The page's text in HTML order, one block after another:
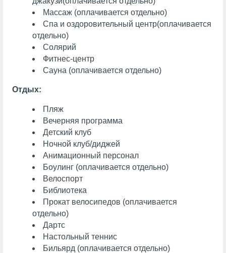
Массаж (оплачивается отдельно)
Спа и оздоровительный центр(оплачивается
отдельно)
Солярий
Фитнес-центр
Сауна (оплачивается отдельно)
Отдых:
Пляж
Вечерняя программа
Детский клуб
Ночной клуб/диджей
Анимационный персонал
Боулинг (оплачивается отдельно)
Велоспорт
Библиотека
Прокат велосипедов (оплачивается
отдельно)
Дартс
Настольный теннис
Бильярд (оплачивается отдельно)